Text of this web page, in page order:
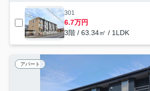
301
6.7万円
3階 / 63.34㎡ / 1LDK
アパート